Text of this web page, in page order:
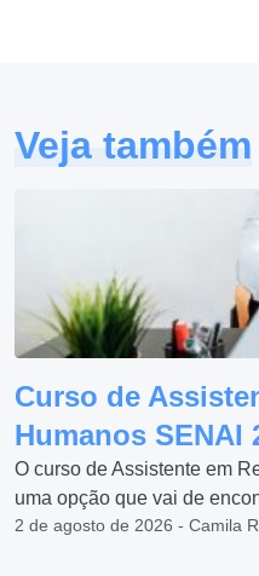
Veja também
Curso de
Humanos SENAI
O curso de Assistente em
uma opção que vai de
2 de agosto de 2026 - Camila